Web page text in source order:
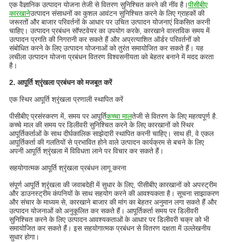
एक वैज्ञानिक उत्पादन योजना तेजी से वितरण सुनिश्चित करने की नींव है।पीसीबीए
कारखानेउत्पादन संसाधनों का कुशल आवंटन सुनिश्चित करने के लिए ग्राहकों की
जरूरतों और बाजार परिवर्तनों के आधार पर उचित उत्पादन योजनाएं विकसित करनी
चाहिए। उत्पादन प्रबंधन सॉफ्टवेयर का उपयोग करके, कारखाने वास्तविक समय में
उत्पादन प्रगति की निगरानी कर सकते हैं और अप्रत्याशित ऑर्डर परिवर्तनों को
संबोधित करने के लिए उत्पादन योजनाओं को तुरंत समायोजित कर सकते हैं। यह
लचीला उत्पादन योजना प्रबंधन वितरण विश्वसनीयता को बेहतर बनाने में मदद करता
है।
2. आपूर्ति श्रृंखला प्रबंधन को मजबूत करें
एक स्थिर आपूर्ति श्रृंखला प्रणाली स्थापित करें
पीसीबीए प्रसंस्करण में, समय पर आपूर्तिकच्चा मालतेजी से वितरण के लिए महत्वपूर्ण है.
कच्चे माल की समय पर डिलीवरी सुनिश्चित करने के लिए कारखानों को स्थिर
आपूर्तिकर्ताओं के साथ दीर्घकालिक साझेदारी स्थापित करनी चाहिए। साथ ही, वे एकल
आपूर्तिकर्ता की गलतियों से प्रभावित होने वाले उत्पादन कार्यक्रम से बचने के लिए
अपनी आपूर्ति श्रृंखला में विविधता लाने पर विचार कर सकते हैं।
सहयोगात्मक आपूर्ति श्रृंखला प्रबंधन लागू करना
संपूर्ण आपूर्ति श्रृंखला की जवाबदेही में सुधार के लिए, पीसीबीए कारखानों को अपस्ट्रीम
और डाउनस्ट्रीम कंपनियों के साथ सहयोग करने की आवश्यकता है। सूचना साझाकरण
और संचार के माध्यम से, कारखाने बाजार की मांग का बेहतर अनुमान लगा सकते हैं और
उत्पादन योजनाओं को अनुकूलित कर सकते हैं। आपूर्तिकर्ता समय पर डिलीवरी
सुनिश्चित करने के लिए उत्पादन आवश्यकताओं के आधार पर डिलीवरी चक्र को भी
समायोजित कर सकते हैं। इस सहयोगात्मक प्रबंधन से वितरण दक्षता में उल्लेखनीय
सुधार होगा।